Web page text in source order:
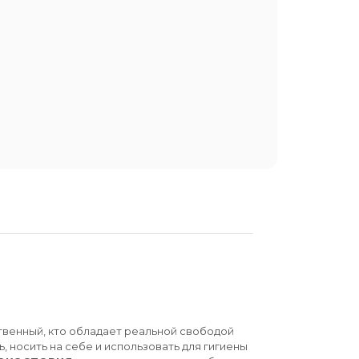
кто обладает реальной свободой
носить на себе и использовать для гигиены